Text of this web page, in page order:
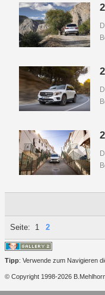
Seite: 1 2
Tipp: Verwende zum Navigieren
© Copyright 1998-2026